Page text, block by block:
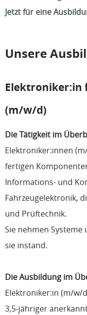
Jetzt für eine
Unsere
Elektroniker:in
(m/w/d)
Die Tätigkeit im
Elektroniker:innen
fertigen
Informations- und
Fahrzeugelektronik,
und Prüftechnik.
Sie nehmen
sie instand.
Die Ausbildung im
Elektroniker:in (m/w/
3,5-jähriger